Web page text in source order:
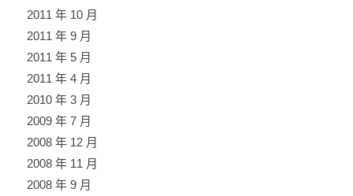
2011 年 10 月
2011 年 9 月
2011 年 5 月
2011 年 4 月
2010 年 3 月
2009 年 7 月
2008 年 12 月
2008 年 11 月
2008 年 9 月